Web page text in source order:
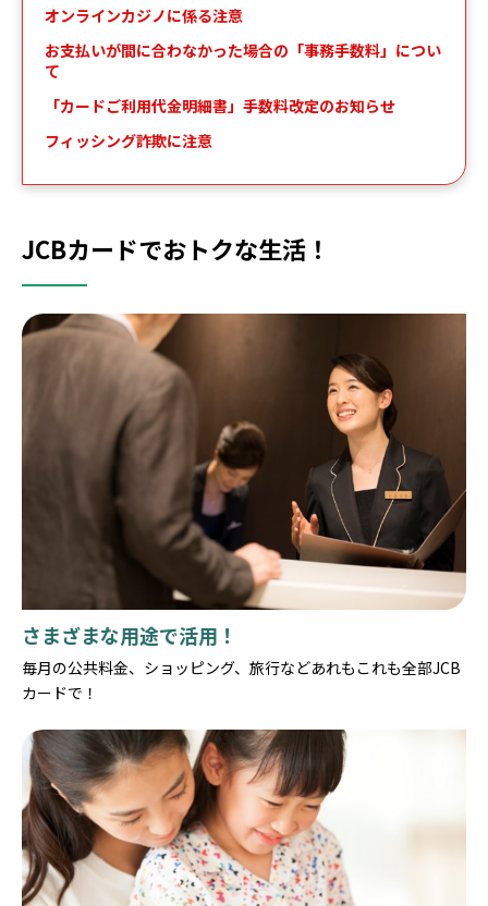
オンラインカジノに係る注意
お支払いが間に合わなかった場合の「事務手数料」につい
て
「カードご利用代金明細書」手数料改定のお知らせ
フィッシング詐欺に注意
JCBカードでおトクな生活！
さまざまな用途で活用！
毎月の公共料金、ショッピング、旅行などあれもこれも全部JCB
カードで！